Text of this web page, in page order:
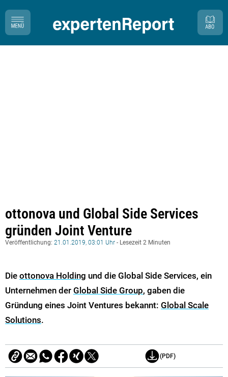
ottonova und Global Side Services
gründen Joint Venture
Veröffentlichung: 21.01.2019, 03:01 Uhr - Lesezeit 2 Minuten
Die ottonova Holding und die Global Side Services, ein
Unternehmen der Global Side Group, gaben die
Gründung eines Joint Ventures bekannt: Global Scale
Solutions.
(PDF)